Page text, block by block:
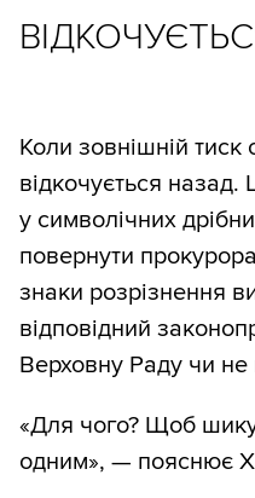
Коли зовнішній
відкочується назад.
у символічних
повернути
знаки розрізнення
відповідний
Верховну Раду чи
«Для чого? Щоб
одним», — пояснює